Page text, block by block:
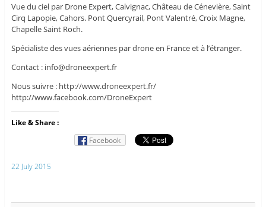
Vue du ciel par Drone Expert, Calvignac, Château de Cénevière, Saint
Cirq Lapopie, Cahors. Pont Quercyrail, Pont Valentré, Croix Magne,
Chapelle Saint Roch.
Spécialiste des vues aériennes par drone en France et à l’étranger.
Contact : info@droneexpert.fr
Nous suivre : http://www.droneexpert.fr/
http://www.facebook.com/DroneExpert
Like & Share :
Facebook
22 July 2015